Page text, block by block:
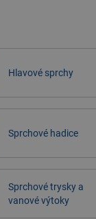
Hlavové sprchy
Sprchové hadice
Sprchové trysky a
vanové výtoky